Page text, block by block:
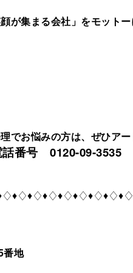
が集まる会社」をモット
でお悩みの方は、ぜひア
番号 0120-09-3535
番地